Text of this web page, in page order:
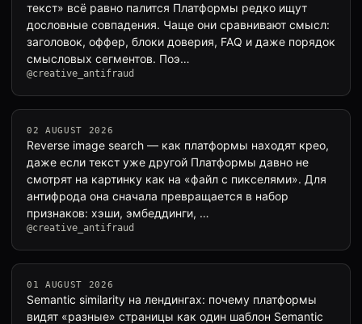
текст» всё равно палится Платформы редко ищут
дословные совпадения. Чаще они сравнивают смысл:
заголовок, оффер, блоки доверия, FAQ и даже порядок
смысловых сегментов. Поэ…
@creative_antifraud
02 AUGUST 2026
Reverse image search — как платформы находят крео,
даже если текст уже другой Платформы давно не
смотрят на картинку как на «файл с пикселями». Для
антифрода она сначала превращается в набор
признаков: хэши, эмбеддинги, …
@creative_antifraud
01 AUGUST 2026
Semantic similarity на лендингах: почему платформы
видят «разные» страницы как один шаблон Semantic